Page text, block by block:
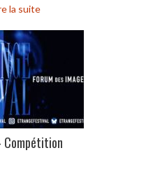
la suite
Compétition